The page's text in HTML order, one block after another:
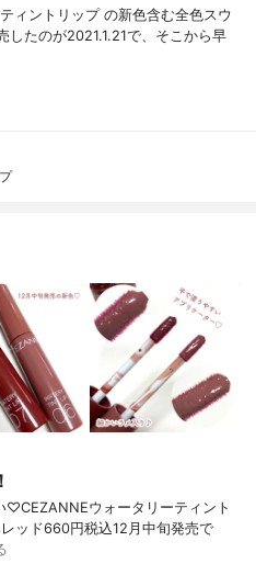
ィントリップ の新色含む全色スウ
したのが2021.1.21で、そこから早
♡CEZANNEウォータリーティント
ッド660円税込12月中旬発売で